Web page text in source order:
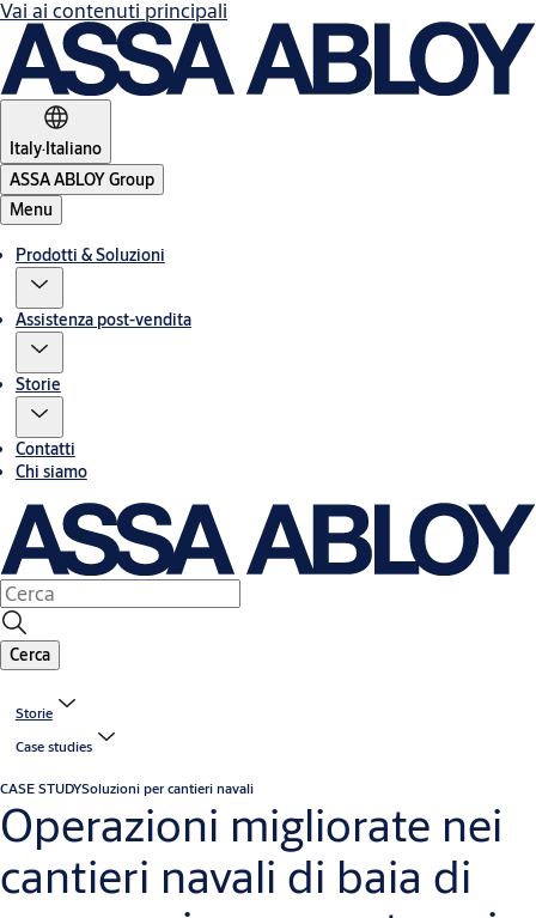
Vai ai contenuti principali
Italy·Italiano
ASSA ABLOY Group
Menu
Prodotti & Soluzioni
Assistenza post-vendita
Storie
Contatti
Chi siamo
Cerca
Storie
Case studies
CASE STUDYSoluzioni per cantieri navali
Operazioni migliorate nei
cantieri navali di baia di